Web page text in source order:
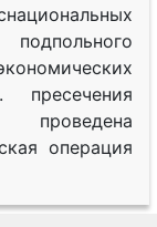
подпольного
проведена
операция